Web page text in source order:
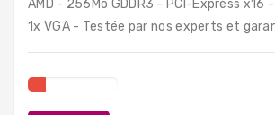
Portables
Destockage
AMD - 256Mo GDDR3 - PCI-Express x16
1x VGA - Testée par nos experts et